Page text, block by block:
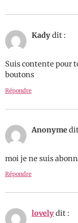
Kadydit :
Suis contente pour
boutons
Répondre
Anonyme
moi je ne suis
Répondre
lovelydit :